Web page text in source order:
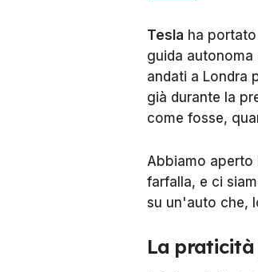
Tesla ha
guida
andati a Londra
già durante la
come fosse,
Abbiamo aperto
farfalla, e ci
su un'auto che,
La